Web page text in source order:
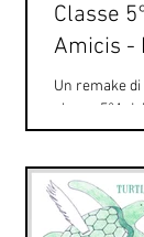
Classe
Amicis -
Un remake di
classe 5°A
Fornara